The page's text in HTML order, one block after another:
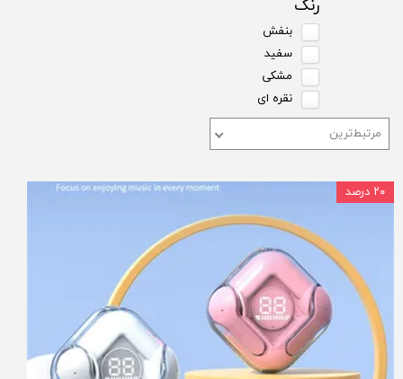
رنگ
بنفش
سفید
مشکی
نقره ای
مرتبط‌ترین
۲۰ درصد